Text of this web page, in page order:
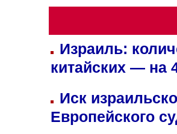
Израиль:
китайских — на
Иск
Европейского